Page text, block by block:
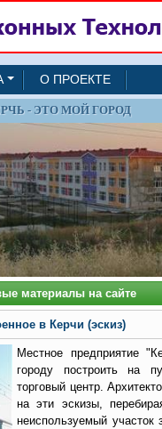
О ПРОЕКТЕ
- ЭТО МОЙ ГОРОД
материалы на сайте
в Керчи (эскиз)
Местное предприятие
городу построить на
торговый центр.
на эти эскизы,
неиспользуемый участок